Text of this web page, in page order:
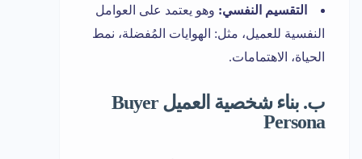
التقسيم النفسي: وهو يعتمد على العوامل
النفسية للعميل، مثل: الهوايات المُفضلة، نمط
الحياة، الاهتمامات.
ب. بناء شخصية العميل Buyer
Persona